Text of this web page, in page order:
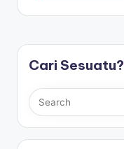
Cari Sesuatu?